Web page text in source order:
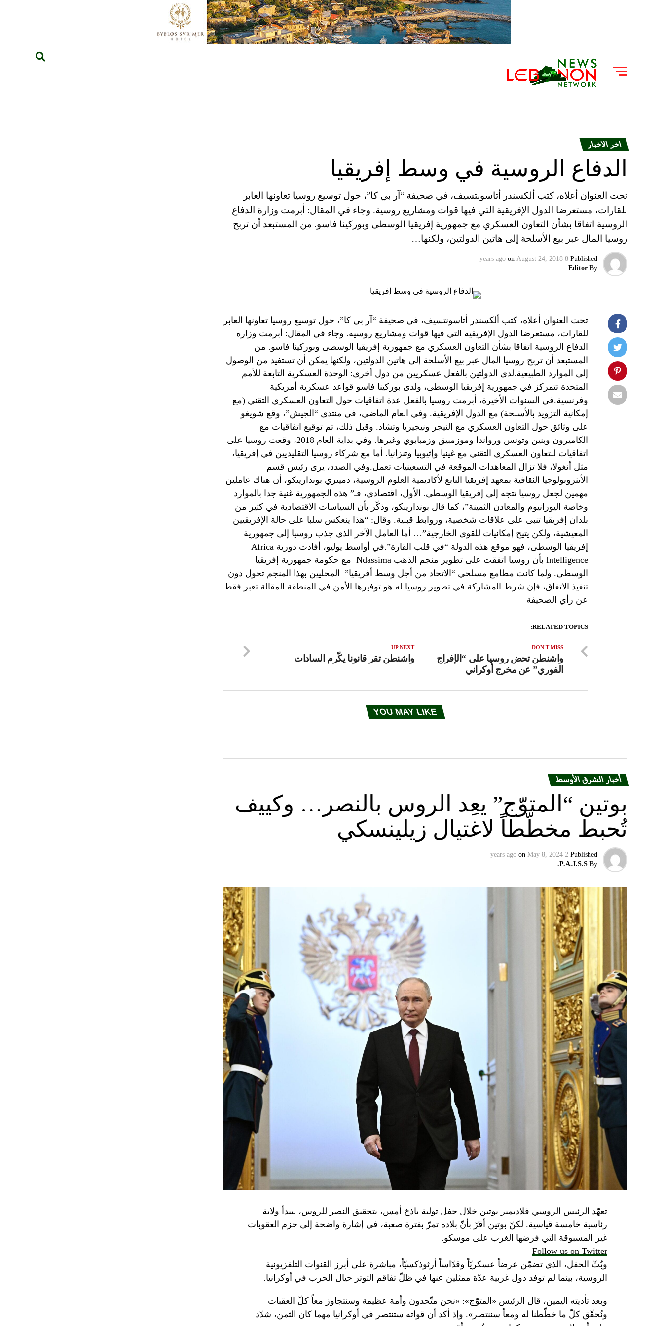
اخر الاخبار
الدفاع الروسية في وسط إفريقيا
تحت العنوان أعلاه، كتب ألكسندر أتاسونتسيف، في صحيفة “آر بي كا”، حول توسيع روسيا تعاونها العابر
للقارات، مستعرضا الدول الإفريقية التي فيها قوات ومشاريع روسية. وجاء في المقال: أبرمت وزارة الدفاع
الروسية اتفاقا بشأن التعاون العسكري مع جمهورية إفريقيا الوسطى وبوركينا فاسو. من المستبعد أن تربح
روسيا المال عبر بيع الأسلحة إلى هاتين الدولتين، ولكنها…
Published
8 years ago
on August 24, 2018
By
Editor
تحت العنوان أعلاه، كتب ألكسندر أتاسونتسيف، في صحيفة “آر بي كا”، حول توسيع روسيا تعاونها العابر
للقارات، مستعرضا الدول الإفريقية التي فيها قوات ومشاريع روسية. وجاء في المقال: أبرمت وزارة
الدفاع الروسية اتفاقا بشأن التعاون العسكري مع جمهورية إفريقيا الوسطى وبوركينا فاسو. من
المستبعد أن تربح روسيا المال عبر بيع الأسلحة إلى هاتين الدولتين، ولكنها يمكن أن تستفيد من الوصول
إلى الموارد الطبيعية.لدى الدولتين بالفعل عسكريين من دول أخرى: الوحدة العسكرية التابعة للأمم
المتحدة تتمركز في جمهورية إفريقيا الوسطى، ولدى بوركينا فاسو قواعد عسكرية أمريكية
وفرنسية.في السنوات الأخيرة، أبرمت روسيا بالفعل عدة اتفاقيات حول التعاون العسكري التقني (مع
إمكانية التزويد بالأسلحة) مع الدول الإفريقية. وفي العام الماضي، في منتدى “الجيش”، وقع شويغو
على وثائق حول التعاون العسكري مع النيجر ونيجيريا وتشاد. وقبل ذلك، تم توقيع اتفاقيات مع
الكاميرون وبنين وتونس ورواندا وموزمبيق وزمبابوي وغيرها. وفي بداية العام 2018، وقعت روسيا على
اتفاقيات للتعاون العسكري التقني مع غينيا وإثيوبيا وتنزانيا. أما مع شركاء روسيا التقليديين في إفريقيا،
مثل أنغولا، فلا تزال المعاهدات الموقعة في التسعينيات تعمل.وفي الصدد، يرى رئيس قسم
الأنثروبولوجيا الثقافية بمعهد إفريقيا التابع لأكاديمية العلوم الروسية، دميتري بوندارينكو، أن هناك عاملين
مهمين لجعل روسيا تتجه إلى إفريقيا الوسطى. الأول، اقتصادي، فـ” هذه الجمهورية غنية جدا بالموارد
وخاصة اليورانيوم والمعادن الثمينة”، كما قال بوندارينكو، وذكّر بأن السياسات الاقتصادية في كثير من
بلدان إفريقيا تنبى على علاقات شخصية، وروابط قبلية. وقال: “هذا ينعكس سلبا على حالة الإفريقيين
المعيشية، ولكن يتيح إمكانيات للقوى الخارجية”… أما العامل الآخر الذي جذب روسيا إلى جمهورية
إفريقيا الوسطى، فهو موقع هذه الدولة “في قلب القارة”.في أواسط يوليو، أفادت دورية Africa
Intelligence بأن روسيا اتفقت على تطوير منجم الذهب Ndassima مع حكومة جمهورية إفريقيا
الوسطى. ولما كانت مطامع مسلحي “الاتحاد من أجل وسط أفريقيا” المحليين بهذا المنجم تحول دون
تنفيذ الاتفاق، فإن شرط المشاركة في تطوير روسيا له هو توفيرها الأمن في المنطقة.المقالة تعبر فقط
عن رأي الصحيفة
RELATED TOPICS:
UP NEXT
واشنطن تقر قانونا يكّرم السادات
DON'T MISS
واشنطن تحض روسيا على “الإفراج
الفوري” عن مخرج أوكراني
YOU MAY LIKE
أخبار الشرق الأوسط
بوتين “المتوّج” يعِد الروس بالنصر… وكييف
تُحبط مخطّطاً لاغتيال زيلينسكي
Published
2 years ago
on May 8, 2024
By
P.A.J.S.S.
تعهّد الرئيس الروسي فلاديمير بوتين خلال حفل تولية باذخ أمس، بتحقيق النصر للروس، ليبدأ ولاية
رئاسية خامسة قياسية. لكنّ بوتين أقرّ بأنّ بلاده تمرّ بفترة صعبة، في إشارة واضحة إلى حزم العقوبات
غير المسبوقة التي فرضها الغرب على موسكو.
Follow us on Twitter
وبُثّ الحفل، الذي تضمّن عرضاً عسكريّاً وقدّاساً أرثوذكسيّاً، مباشرة على أبرز القنوات التلفزيونية
الروسية، بينما لم توفد دول غربية عدّة ممثلين عنها في ظلّ تفاقم التوتر حيال الحرب في أوكرانيا.
وبعد تأديته اليمين، قال الرئيس «المتوّج»: «نحن متّحدون وأمة عظيمة وسنتجاوز معاً كلّ العقبات
ونُحقّق كلّ ما خطّطنا له ومعاً سننتصر». وإذ أكد أن قواته ستنتصر في أوكرانيا مهما كان الثمن، شدّد